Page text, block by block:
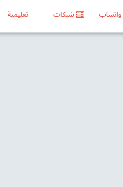
واتساب شبكات تعليمية